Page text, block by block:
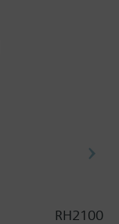
RH2100